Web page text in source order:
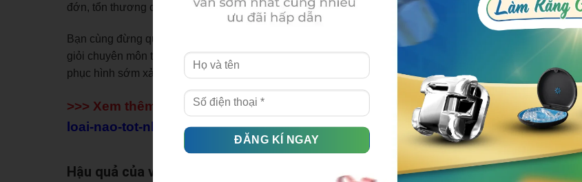
đớn, tổn thương các dây thần kinh.
Bạn cùng đừng quá lo lắng vì việc trồng răng implant nếu được thực hiện bởi nha khoa uy tín với bác sĩ
giỏi chuyên môn thì những biến chứng trên sẽ rất khó xảy ra. Ngược lại khi bạn bị mất răng không tìm cách
phục hình sớm xảy ra hậu quả khó lường.
>>> Xem thêm:
https://nhakhoathuyanh.com/lam-rang-gia-thao-lap-bao-nhieu-tien-
loai-nao-tot-nhat/
Hậu quả của việc mất răng